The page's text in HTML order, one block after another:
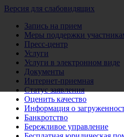
Версия для слабовидящих
Запись на прием
Меры поддержки
Пресс-центр
Услуги
Услуги в электронном виде
Документы
Интернет-приемная
Статус заявления
Оценить качество
Информация о
Банкротство
Бережливое управление